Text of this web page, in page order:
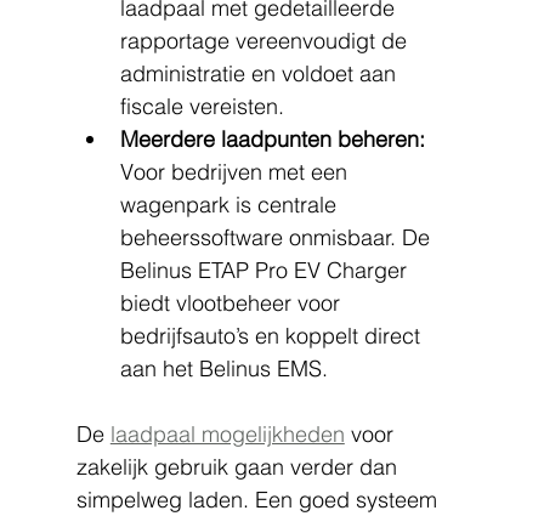
laadpaal met gedetailleerde
rapportage vereenvoudigt de
administratie en voldoet aan
fiscale vereisten.
Meerdere laadpunten beheren:
Voor bedrijven met een
wagenpark is centrale
beheerssoftware onmisbaar. De
Belinus ETAP Pro EV Charger
biedt vlootbeheer voor
bedrijfsauto’s en koppelt direct
aan het Belinus EMS.
De laadpaal mogelijkheden voor
zakelijk gebruik gaan verder dan
simpelweg laden. Een goed systeem